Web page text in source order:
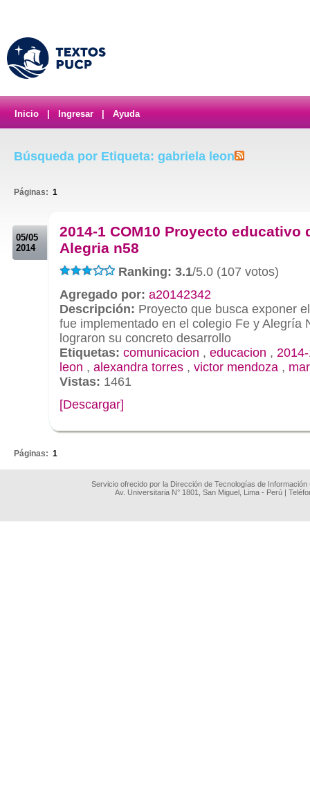
Inicio Ingresar Ayuda
Búsqueda por Etiqueta: gabriela leon
Páginas: 1
05/05
2014
2014-1 COM10 Proyecto educativo
Alegria n58
Ranking: 3.1/5.0 (107 votos)
Agregado por: a20142342
Descripción: Proyecto que busca exponer
fue implementado en el colegio Fe y Alegría
lograron su concreto desarrollo
Etiquetas: comunicacion , educacion ,
leon , alexandra torres , victor mendoza ,
Vistas: 1461
[Descargar]
Páginas: 1
Servicio ofrecido por la Dirección de Tecnologías de
Av. Universitaria N° 1801, San Miguel, Lima - Perú |